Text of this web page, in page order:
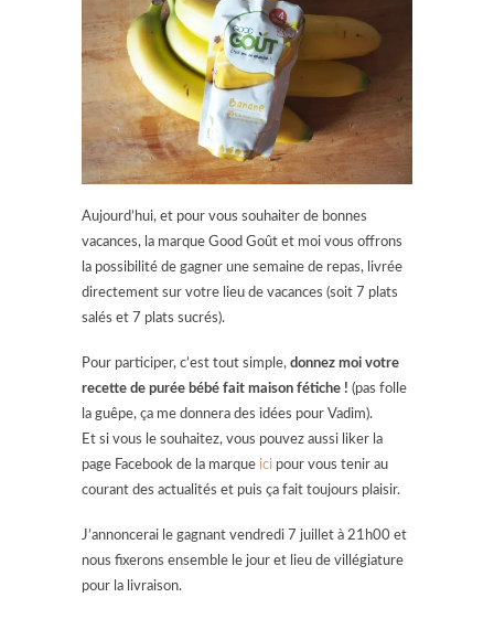
Aujourd’hui, et pour vous souhaiter de bonnes
vacances, la marque Good Goût et moi vous offrons
la possibilité de gagner une semaine de repas, livrée
directement sur votre lieu de vacances (soit 7 plats
salés et 7 plats sucrés).
Pour participer, c’est tout simple, donnez moi votre
recette de purée bébé fait maison fétiche ! (pas folle
la guêpe, ça me donnera des idées pour Vadim).
Et si vous le souhaitez, vous pouvez aussi liker la
page Facebook de la marque ici pour vous tenir au
courant des actualités et puis ça fait toujours plaisir.
J’annoncerai le gagnant vendredi 7 juillet à 21h00 et
nous fixerons ensemble le jour et lieu de villégiature
pour la livraison.